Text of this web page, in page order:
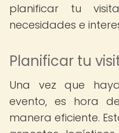
planificar tu
necesidades e
Planificar tu
Una vez que
evento, es hora
manera eficiente.